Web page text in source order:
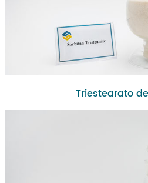
Triestearato